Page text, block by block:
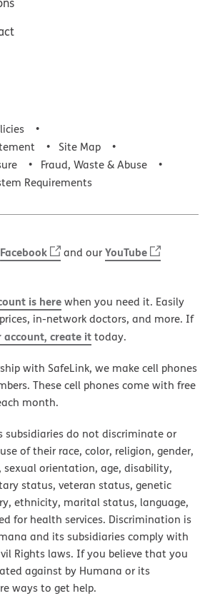
Site Map
Fraud, Waste & Abuse
Requirements
Facebook and ourYouTube
is herewhen you need it. Easily
in-network doctors, and more. If
account, create ittoday.
with SafeLink, we make cell phones
These cell phones come with free
month.
subsidiaries do not discriminate or
of their race, color, religion, gender,
sexual orientation, age, disability,
status, veteran status, genetic
ethnicity, marital status, language,
for health services. Discrimination is
and its subsidiaries comply with
Rights laws. If you believe that you
against by Humana or its
ways to get help.